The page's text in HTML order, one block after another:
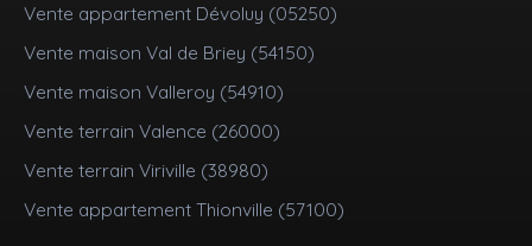
Vente appartement Dévoluy (05250)
Vente maison Val de Briey (54150)
Vente maison Valleroy (54910)
Vente terrain Valence (26000)
Vente terrain Viriville (38980)
Vente appartement Thionville (57100)